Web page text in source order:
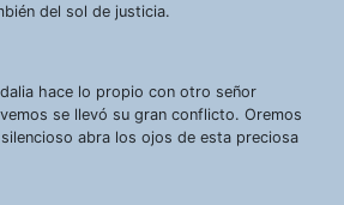
del sol de justicia.
hace lo propio con otro señor
se llevó su gran conflicto. Oremos
abra los ojos de esta preciosa